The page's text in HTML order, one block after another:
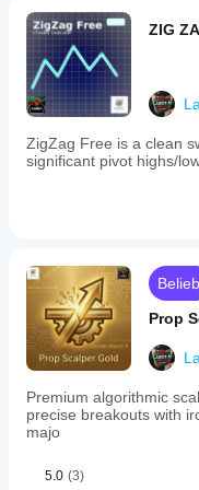
Fortgeschrittenes
Trailing Stop
günstiger Trends
Breakeven
→
ausreichender
risikobasierter
werden in
ABHÄNGIGKEIT
Broker, die
bereitstellen
HOHE
VIX-FILTER -
VIX-Symbols bei
Parameter,
ZIG
ZigZag Free is a clean
significant pivot highs/
Prop
Premium algorithmic
precise breakouts with
majo
5.0 (3)